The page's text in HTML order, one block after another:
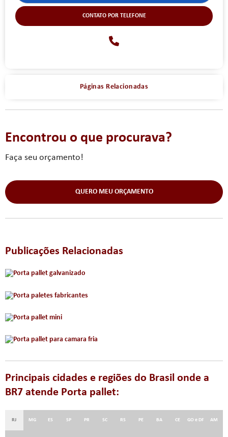
CONTATO POR TELEFONE
Páginas Relacionadas
Encontrou o que procurava?
Faça seu orçamento!
QUERO MEU ORÇAMENTO
Publicações Relacionadas
Principais cidades e regiões do Brasil onde a
BR7 atende Porta pallet:
RJ MG ES SP PR SC RS PE BA CE GO e DF AM